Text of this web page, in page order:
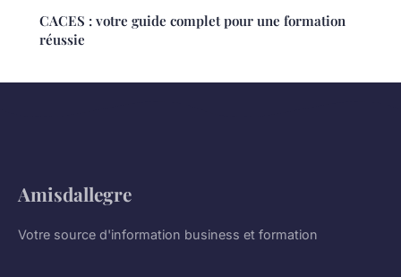
CACES : votre guide complet pour une formation
réussie
Amisdallegre
Votre source d'information business et formation